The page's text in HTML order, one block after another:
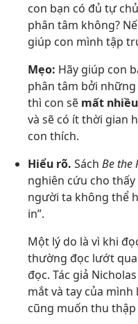
con bạn có đủ tự
phân tâm không?
giúp con mình tập
Mẹo: Hãy giúp con
phân tâm bởi
thì con sẽ mất
và sẽ có ít thời gian
con thích.
Hiểu rõ. Sách Be the
nghiên cứu cho
người ta không thể
in”.
Một lý do là vì khi
thường đọc lướt
đọc. Tác giả
mắt và tay của
cũng muốn thu